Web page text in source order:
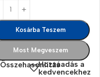
Kosárba Teszem
Most Megveszem
ÖsszehasonlításHozzáadás a
kedvencekhez